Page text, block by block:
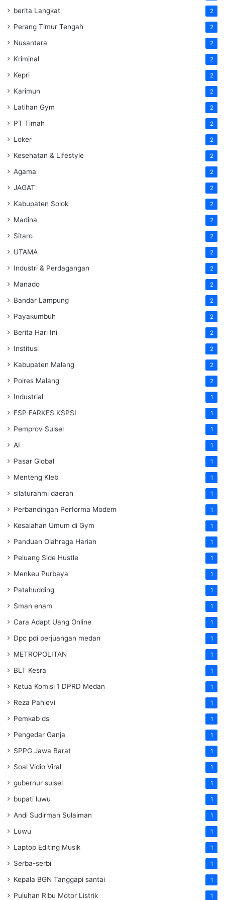
berita Langkat 2
Perang Timur Tengah 2
Nusantara 2
Kriminal 2
Kepri 2
Karimun 2
Latihan Gym 2
PT Timah 2
Loker 2
Kesehatan & Lifestyle 2
Agama 2
JAGAT 2
Kabupaten Solok 2
Madina 2
Sitaro 2
UTAMA 2
Industri & Perdagangan 2
Manado 2
Bandar Lampung 2
Payakumbuh 2
Berita Hari Ini 2
Institusi 2
Kabupaten Malang 2
Polres Malang 2
Industrial 1
FSP FARKES KSPSI 1
Pemprov Sulsel 1
AI 1
Pasar Global 1
Menteng Kleb 1
silaturahmi daerah 1
Perbandingan Performa Modem 1
Kesalahan Umum di Gym 1
Panduan Olahraga Harian 1
Peluang Side Hustle 1
Menkeu Purbaya 1
Patahudding 1
Sman enam 1
Cara Adapt Uang Online 1
Dpc pdi perjuangan medan 1
METROPOLITAN 1
BLT Kesra 1
Ketua Komisi 1 DPRD Medan 1
Reza Pahlevi 1
Pemkab ds 1
Pengedar Ganja 1
SPPG Jawa Barat 1
Soal Vidio Viral 1
gubernur sulsel 1
bupati luwu 1
Andi Sudirman Sulaiman 1
Luwu 1
Laptop Editing Musik 1
Serba-serbi 1
Kepala BGN Tanggapi santai 1
Puluhan Ribu Motor Listrik 1